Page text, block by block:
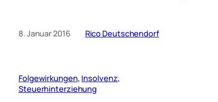
8. Januar 2016 Rico Deutschendorf
Folgewirkungen, Insolvenz
Steuerhinterziehung